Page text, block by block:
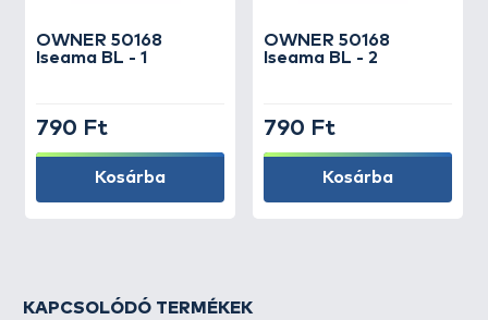
OWNER 50168
Iseama BL - 1
790 Ft
Kosárba
OWNER 50168
Iseama BL - 2
790 Ft
Kosárba
KAPCSOLÓDÓ TERMÉKEK